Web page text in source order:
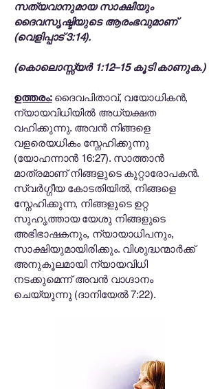
സത്യവാനുമായ സാക്ഷിയും
ദൈവസൃഷ്ടിയുടെ ആരംഭവുമാണ്
(വെളിപ്പാട് 3:14).
(കൊലൊസ്സ്യർ 1:12–15 കൂടി കാണുക.)
ഉത്തരം:ദൈവപിതാവ്, വയോധികൻ,
ന്യായവിധിയിൽ അധ്യക്ഷത
വഹിക്കുന്നു. അവൻ നിങ്ങളെ
വളരെയധികം സ്നേഹിക്കുന്നു
(യോഹന്നാൻ 16:27). സാത്താൻ
മാത്രമാണ് നിങ്ങളുടെ കുറ്റാരോപകൻ.
സ്വർഗ്ഗീയ കോടതിയിൽ, നിങ്ങളെ
സ്നേഹിക്കുന്ന, നിങ്ങളുടെ ഉറ്റ
സുഹൃത്തായ യേശു നിങ്ങളുടെ
അഭിഭാഷകനും, ന്യായാധിപനും,
സാക്ഷിയുമായിരിക്കും. വിശുദ്ധന്മാർക്ക്
അനുകൂലമായി ന്യായവിധി
നടക്കുമെന്ന് അവൻ വാഗ്ദാനം
ചെയ്യുന്നു (ദാനിയേൽ 7:22).